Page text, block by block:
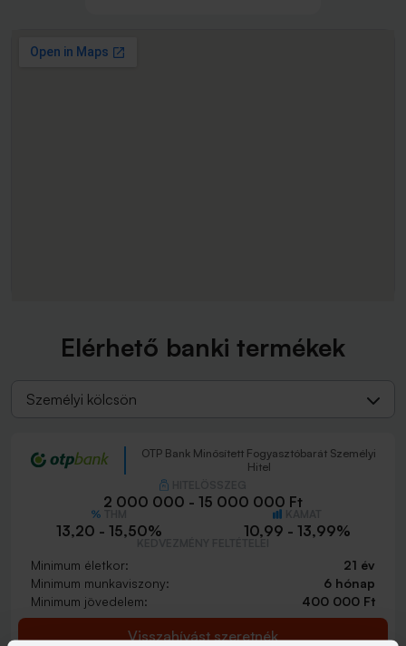
Elérhető banki termékek
Személyi kölcsön
OTP Bank Minősített Fogyasztóbarát Személyi
Hitel
2 000 000 - 15 000 000 Ft
13,20 - 15,50% 10,99 - 13,99%
Minimum életkor:
21 év
Minimum munkaviszony:
6 hónap
Minimum jövedelem:
400 000 Ft
Visszahívást szeretnék